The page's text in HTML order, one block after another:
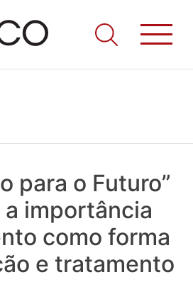
os Médicos. Onde as notícias
o que se passa na Saúde!
para o Futuro”
importância
como forma
e tratamento